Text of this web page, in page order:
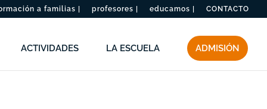
a familias | profesores | educamos | CONTACTO
ACTIVIDADES LA ESCUELA ADMISIÓN